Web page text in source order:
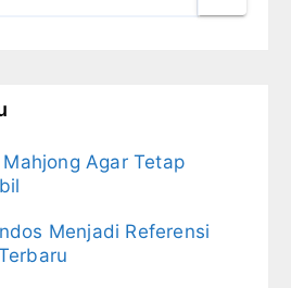
Agar Tetap
Menjadi Referensi